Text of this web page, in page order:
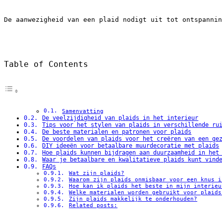
De aanwezigheid van een plaid nodigt uit tot
Table of Contents
Samenvatting
De veelzijdigheid van plaids in het interieur
Tips voor het stylen van plaids in verschillende
De beste materialen en patronen voor plaids
De voordelen van plaids voor het creëren van een
DIY ideeën voor betaalbare muurdecoratie met plaids
Hoe plaids kunnen bijdragen aan duurzaamheid in
Waar je betaalbare en kwalitatieve plaids kunt
FAQs
Wat zijn plaids?
Waarom zijn plaids onmisbaar voor een knus
Hoe kan ik plaids het beste in mijn
Welke materialen worden gebruikt voor
Zijn plaids makkelijk te onderhouden?
Related posts: